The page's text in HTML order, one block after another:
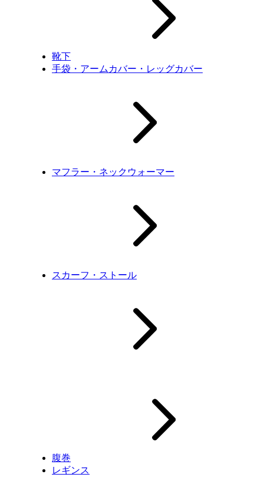
靴下
手袋・アームカバー・レッグカバー
マフラー・ネックウォーマー
スカーフ・ストール
腹巻
レギンス